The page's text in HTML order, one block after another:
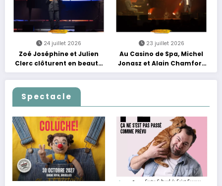
24 juillet 2026
Zoé Joséphine et Julien
Clerc clôturent en beauté
Les Nuits Francofolies au
Casino
23 juillet 2026
Au Casino de Spa, Michel
Jonasz et Alain Chamfort
célèbrent le temps qui
passe… sans jamais céder
Spectacle